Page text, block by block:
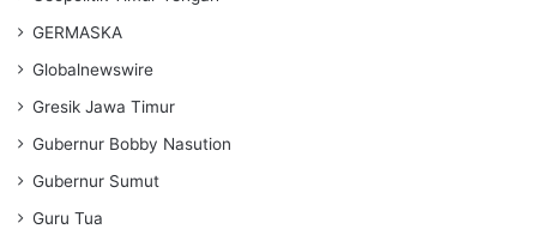
GERMASKA
Globalnewswire
Gresik Jawa Timur
Gubernur Bobby Nasution
Gubernur Sumut
Guru Tua